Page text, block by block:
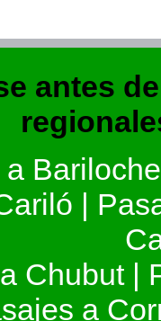
antes
a
|
Chubut |
a